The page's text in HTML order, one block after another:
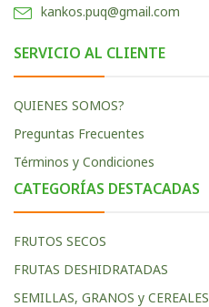
kankos.puq@gmail.com
SERVICIO AL CLIENTE
QUIENES SOMOS?
Preguntas Frecuentes
Términos y Condiciones
CATEGORÍAS DESTACADAS
FRUTOS SECOS
FRUTAS DESHIDRATADAS
SEMILLAS, GRANOS y CEREALES